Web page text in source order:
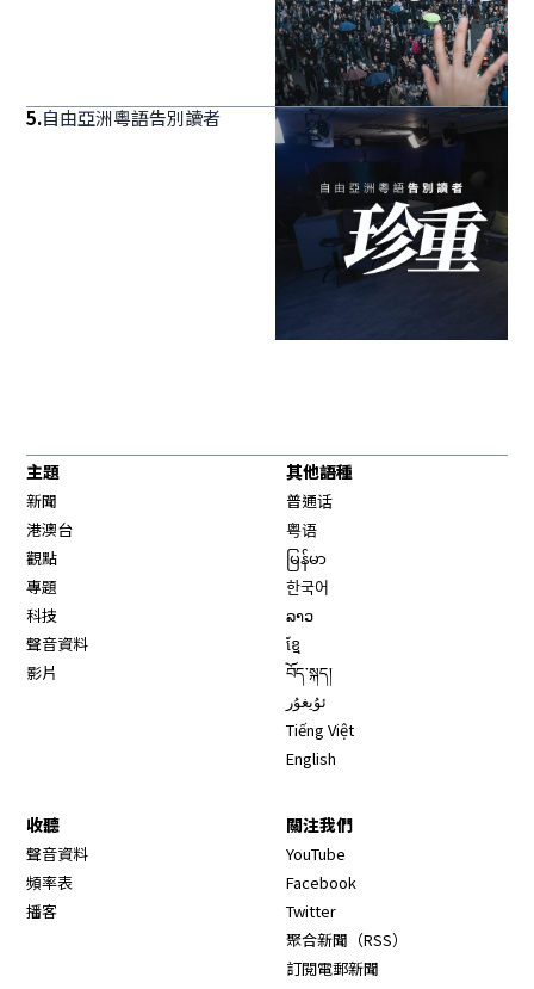
5.自由亞洲粵語告別讀者
主題
新聞
港澳台
觀點
專題
科技
聲音資料
影片
其他語種
普通话
粤语
မြန်မာ
한국어
ລາວ
ខ្មែ
བོད་སྐད།
ئۇيغۇر
Tiếng Việt
English
收聽
聲音資料
頻率表
播客
關注我們
YouTube
Facebook
Twitter
聚合新聞（RSS）
訂閱電郵新聞